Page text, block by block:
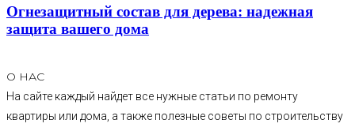
Огнезащитный состав для дерева: надежная
защита вашего дома
О НАС
На сайте каждый найдет все нужные статьи по ремонту
квартиры или дома, а также полезные советы по строительству